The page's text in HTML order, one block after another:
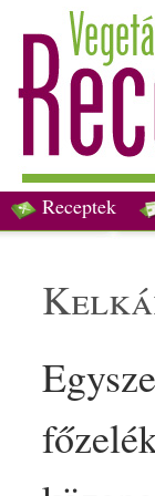
Receptek